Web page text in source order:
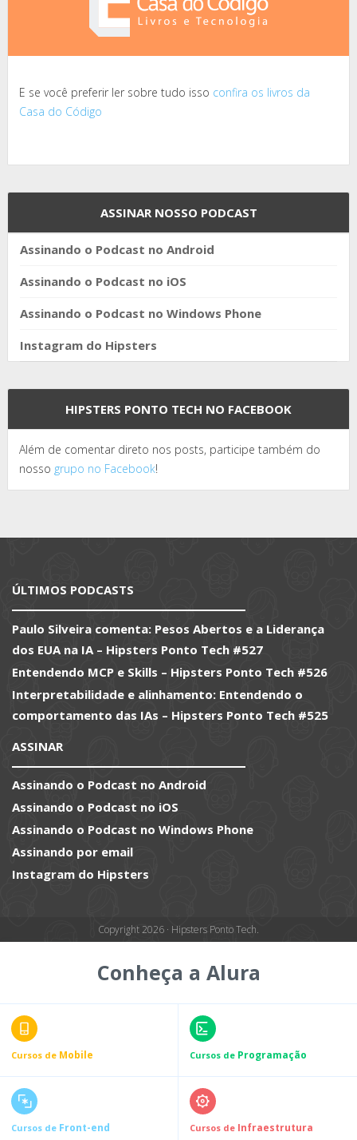
E se você preferir ler sobre tudo isso confira os livros da
Casa do Código
ASSINAR NOSSO PODCAST
Assinando o Podcast no Android
Assinando o Podcast no iOS
Assinando o Podcast no Windows Phone
Instagram do Hipsters
HIPSTERS PONTO TECH NO FACEBOOK
Além de comentar direto nos posts, participe também do
nosso grupo no Facebook!
ÚLTIMOS PODCASTS
Paulo Silveira comenta: Pesos Abertos e a Liderança
dos EUA na IA – Hipsters Ponto Tech #527
Entendendo MCP e Skills – Hipsters Ponto Tech #526
Interpretabilidade e alinhamento: Entendendo o
comportamento das IAs – Hipsters Ponto Tech #525
ASSINAR
Assinando o Podcast no Android
Assinando o Podcast no iOS
Assinando o Podcast no Windows Phone
Assinando por email
Instagram do Hipsters
Copyright 2026 · Hipsters Ponto Tech.
Conheça a Alura
Cursos de Mobile Cursos de Programação
Cursos de Front-end Cursos de Infraestrutura